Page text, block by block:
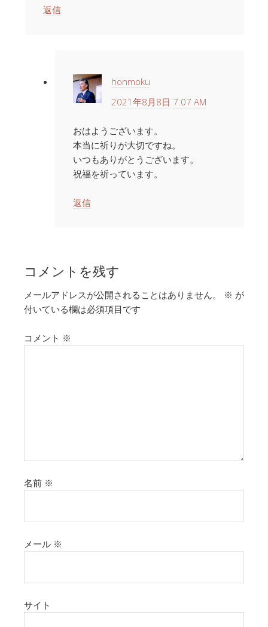
返信
honmoku
2021年8月8日 7:07 AM
おはようございます。
本当に祈りが大切ですね。
いつもありがとうございます。
祝福を祈っています。
返信
コメントを残す
メールアドレスが公開されることはありません。 ※ が
付いている欄は必須項目です
コメント ※
名前 ※
メール ※
サイト